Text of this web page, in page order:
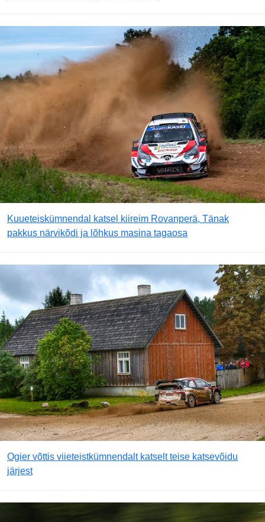
Kuueteiskümnendal katsel kiireim Rovanperä, Tänak
pakkus närvikõdi ja lõhkus masina tagaosa
Ogier võttis viieteistkümnendalt katselt teise katsevõidu
järjest